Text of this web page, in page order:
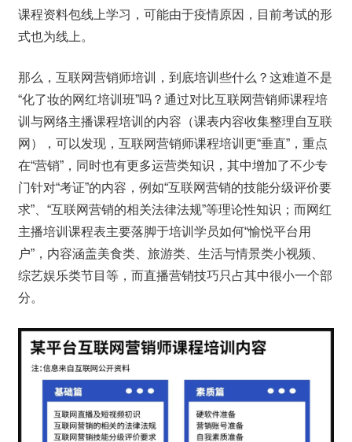
课程资料包线上学习，可能由于疫情原因，目前考试的形
式也为线上。
那么，互联网营销师培训，到底培训些什么？这难道不是
“化了妆的网红培训班”吗？通过对比互联网营销师课程培
训与网络主播课程培训的内容（课表内容收集整理自互联
网），可以发现，互联网营销师课程培训更“垂直”，重点
在“营销”，同时也有更多运营类知识，其中增加了不少专
门针对“考证”的内容，例如“互联网营销的技能分级评价要
求”、“互联网营销的相关法律法规”等理论性知识；而网红
主播培训课程表主要落脚于培训学员如何“愉悦平台用
户”，内容涵盖美食类、旅游类、生活与情景类小视频、
综艺娱乐类节目等，而直播营销技巧只占其中很小一个部
分。